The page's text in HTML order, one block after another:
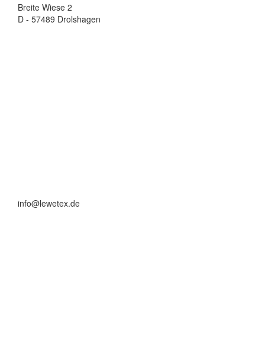
Breite Wiese 2
D - 57489 Drolshagen
info@lewetex.de